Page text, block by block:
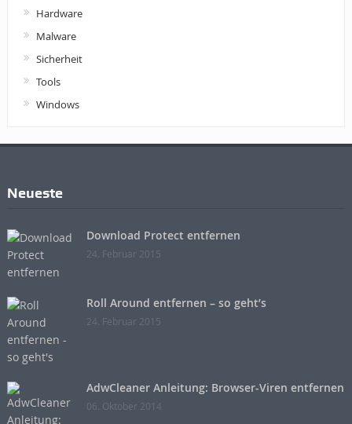
Hardware
Malware
Sicherheit
Tools
Windows
Neueste
Download Protect entfernen
24. Februar 2015
Roll Around entfernen – so geht’s
24. Februar 2015
AdwCleaner Anleitung: Browser-Viren entfernen
06. Oktober 2014